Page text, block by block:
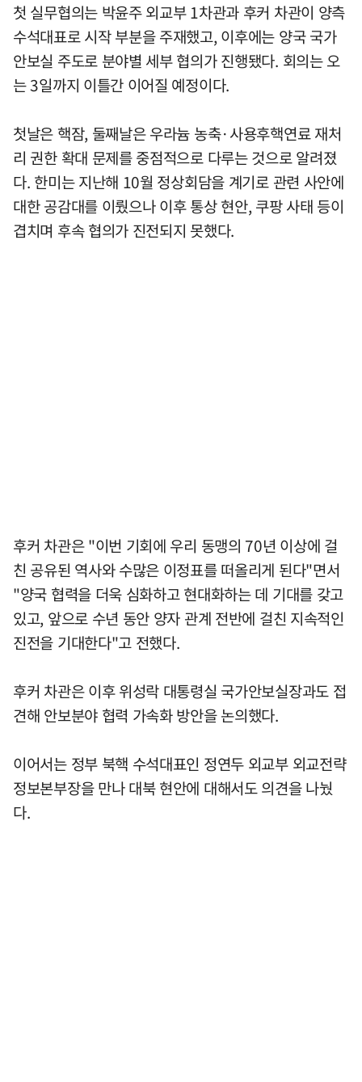
첫 실무협의는 박윤주 외교부 1차관과 후커 차관이 양측
수석대표로 시작 부분을 주재했고, 이후에는 양국 국가
안보실 주도로 분야별 세부 협의가 진행됐다. 회의는 오
는 3일까지 이틀간 이어질 예정이다.
첫날은 핵잠, 둘째날은 우라늄 농축·사용후핵연료 재처
리 권한 확대 문제를 중점적으로 다루는 것으로 알려졌
다. 한미는 지난해 10월 정상회담을 계기로 관련 사안에
대한 공감대를 이뤘으나 이후 통상 현안, 쿠팡 사태 등이
겹치며 후속 협의가 진전되지 못했다.
후커 차관은 "이번 기회에 우리 동맹의 70년 이상에 걸
친 공유된 역사와 수많은 이정표를 떠올리게 된다"면서
"양국 협력을 더욱 심화하고 현대화하는 데 기대를 갖고
있고, 앞으로 수년 동안 양자 관계 전반에 걸친 지속적인
진전을 기대한다"고 전했다.
후커 차관은 이후 위성락 대통령실 국가안보실장과도 접
견해 안보분야 협력 가속화 방안을 논의했다.
이어서는 정부 북핵 수석대표인 정연두 외교부 외교전략
정보본부장을 만나 대북 현안에 대해서도 의견을 나눴
다.